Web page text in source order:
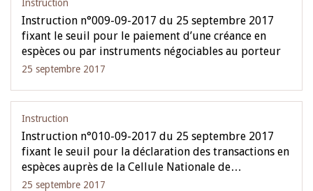
Instruction
Instruction n°009-09-2017 du 25 septembre 2017
fixant le seuil pour le paiement d’une créance en
espèces ou par instruments négociables au porteur
25 septembre 2017
Instruction
Instruction n°010-09-2017 du 25 septembre 2017
fixant le seuil pour la déclaration des transactions en
espèces auprès de la Cellule Nationale de…
25 septembre 2017